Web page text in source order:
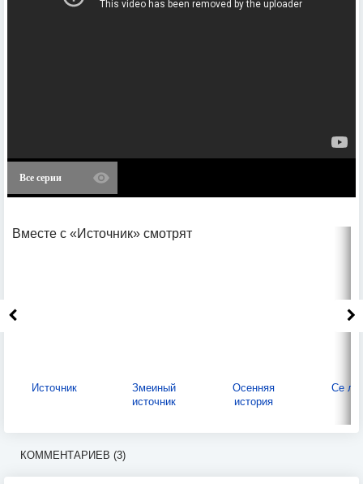
Все серии
Вместе с «Источник» смотрят
Источник
Змеиный
источник
Осенняя
история
Се ля
КОММЕНТАРИЕВ (3)